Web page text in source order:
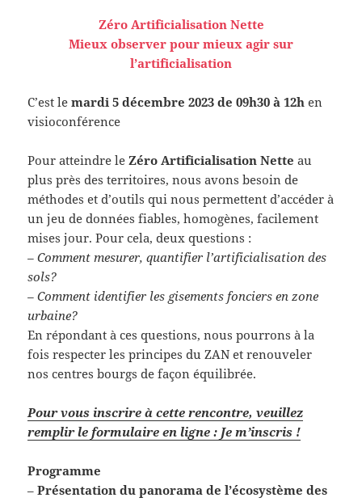
Zéro Artificialisation Nette
Mieux observer pour mieux agir sur
l’artificialisation
C’est lemardi 5 décembre 2023 de 09h30 à 12hen
visioconférence
Pour atteindre le Zéro Artificialisation Nette au
plus près des territoires, nous avons besoin de
méthodes et d’outils qui nous permettent d’accéder à
un jeu de données fiables, homogènes, facilement
mises jour. Pour cela, deux questions :
– Comment mesurer, quantifier l’artificialisation des
sols?
– Comment identifier les gisements fonciers en zone
urbaine?
En répondant à ces questions, nous pourrons à la
fois respecter les principes du ZAN et renouveler
nos centres bourgs de façon équilibrée.
Pour vous inscrire à cette rencontre, veuillez
remplir le formulaire en ligne : Je m’inscris !
Programme
–Présentation du panorama de l’écosystème des